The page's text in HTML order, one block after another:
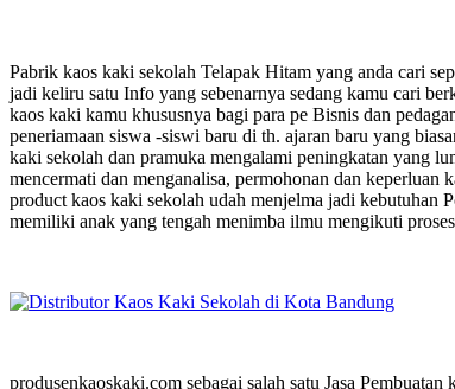
Pabrik kaos kaki sekolah Telapak Hitam yang anda cari
jadi keliru satu Info yang sebenarnya sedang kamu cari
kaos kaki kamu khususnya bagi para pe Bisnis dan
peneriamaan siswa -siswi baru di th. ajaran baru yang
kaki sekolah dan pramuka mengalami peningkatan yang
mencermati dan menganalisa, permohonan dan keperluan
product kaos kaki sekolah udah menjelma jadi kebutuhan
memiliki anak yang tengah menimba ilmu mengikuti
produsenkaoskaki.com sebagai salah satu Jasa